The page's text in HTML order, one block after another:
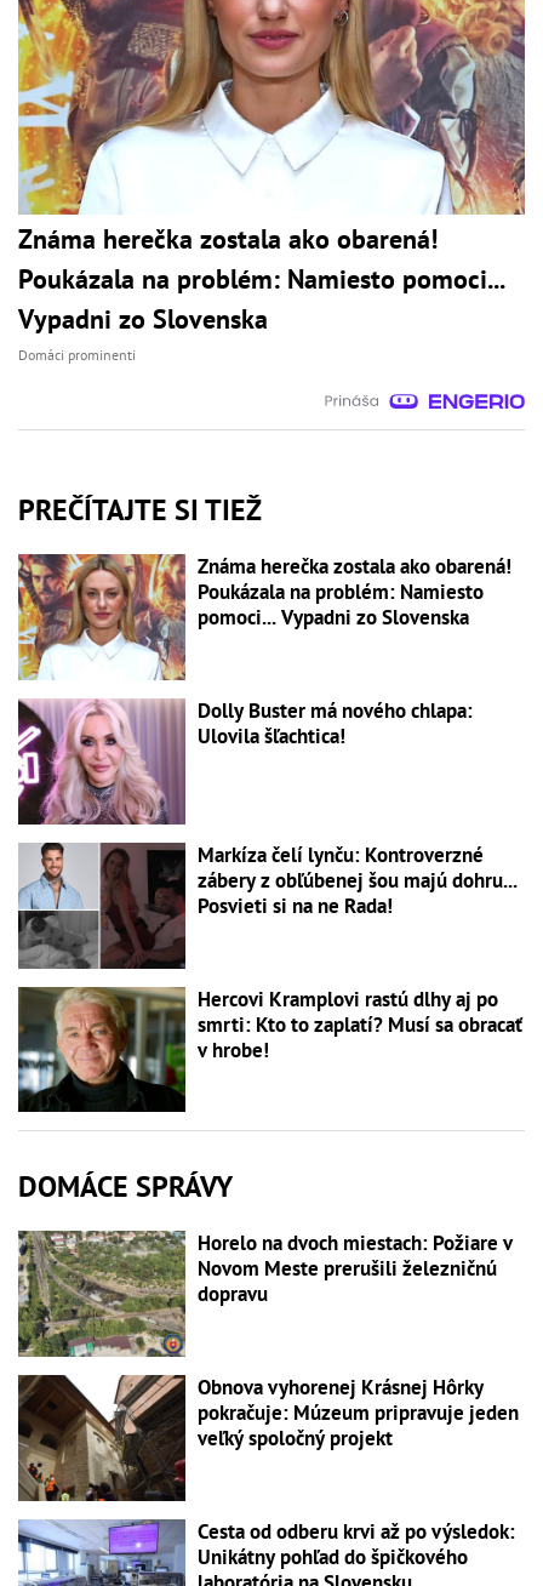
Známa herečka zostala ako obarená!
Poukázala na problém: Namiesto pomoci...
Vypadni zo Slovenska
Domáci prominenti
PREČÍTAJTE SI TIEŽ
Známa herečka zostala ako obarená!
Poukázala na problém: Namiesto
pomoci... Vypadni zo Slovenska
Dolly Buster má nového chlapa:
Ulovila šľachtica!
Markíza čelí lynču: Kontroverzné
zábery z obľúbenej šou majú dohru...
Posvieti si na ne Rada!
Hercovi Kramplovi rastú dlhy aj po
smrti: Kto to zaplatí? Musí sa obracať
v hrobe!
DOMÁCE SPRÁVY
Horelo na dvoch miestach: Požiare v
Novom Meste prerušili železničnú
dopravu
Obnova vyhorenej Krásnej Hôrky
pokračuje: Múzeum pripravuje jeden
veľký spoločný projekt
Cesta od odberu krvi až po výsledok:
Unikátny pohľad do špičkového